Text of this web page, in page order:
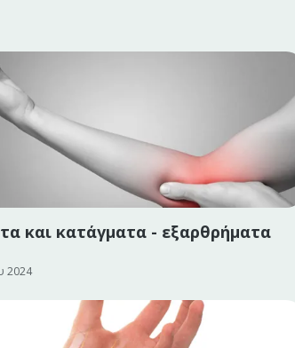
και κατάγματα - εξαρθρήματα
2024